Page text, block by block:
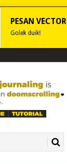
PESAN VECTOR
Golek duik!